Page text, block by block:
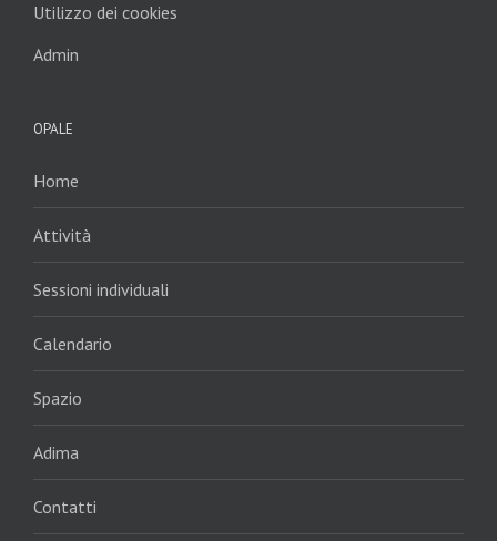
Utilizzo dei cookies
Admin
OPALE
Home
Attività
Sessioni individuali
Calendario
Spazio
Adima
Contatti